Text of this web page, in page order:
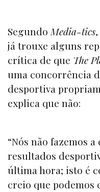
Segundo Media-tics
já trouxe alguns
crítica de que The
uma concorrência
desportiva
explica que não:
“Nós não fazemos
resultados
última hora; isto é
creio que podemos